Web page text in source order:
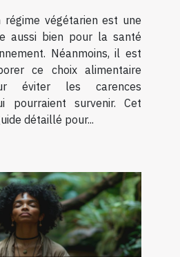
régime végétarien est une
aussi bien pour la santé
Néanmoins, il est
ce choix alimentaire
éviter les carences
pourraient survenir. Cet
détaillé pour...